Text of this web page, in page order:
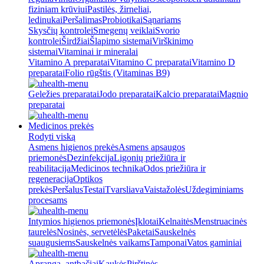
fiziniam krūviuiPastilės, žirneliai,
ledinukaiPeršalimasProbiotikaiSąnariams
Skysčių kontroleiSmegenų veiklaiSvorio
kontroleiŠirdžiaiŠlapimo sistemaiVirškinimo
sistemaiVitaminai ir mineralai
Vitamino A preparataiVitamino C preparataiVitamino D
preparataiFolio rūgštis (Vitaminas B9)
Geležies preparataiJodo preparataiKalcio preparataiMagnio
preparatai
Medicinos prekės
Rodyti viską
Asmens higienos prekėsAsmens apsaugos
priemonėsDezinfekcijaLigonių priežiūra ir
reabilitacijaMedicinos technikaOdos priežiūra ir
regeneracijaOptikos
prekėsPeršalusTestaiTvarsliavaVaistažolėsUždegiminiams
procesams
Intymios higienos priemonėsĮklotaiKelnaitėsMenstruacinės
taurelėsNosinės, servetėlėsPaketaiSauskelnės
suaugusiemsSauskelnės vaikamsTamponaiVatos gaminiai